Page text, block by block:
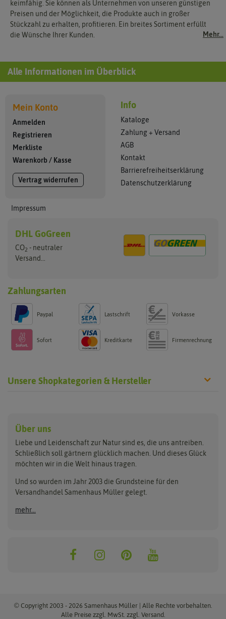
Mehr...
keimfähig. Sie können als Unternehmen von unseren günstigen
Preisen und der Möglichkeit, die Produkte auch in großer
Stückzahl zu erhalten, profitieren. Ein breites Sortiment erfüllt
die Wünsche Ihrer Kunden.
Alle Informationen im Überblick
Mein Konto
Anmelden
Registrieren
Merkliste
Warenkorb / Kasse
Vertrag widerrufen
Impressum
Info
Kataloge
Zahlung + Versand
AGB
Kontakt
Barrierefreiheitserklärung
Datenschutzerklärung
DHL GoGreen
CO2 - neutraler
Versand...
Zahlungsarten
Paypal Lastschrift Vorkasse
Sofort Kreditkarte Firmenrechnung
Unsere Shopkategorien & Hersteller
Anzuchtschalen
Beleuchtung
Folien, Vliese und Netze
Gartengeräte
Nützlinge & Nisthilfen
Keimsprossen
Saatgut für Werbezwecke
Samen-Sets
Gemüsesamen
Exotische Samen
Rasensamen
Pflanzgut
Benary
Buzzy Seeds
Clever Pots
Dürr-Samen
FLORTUS
Greenline
Grüne Oase
ReNatura Vogelwelt
Über uns
Liebe und Leidenschaft zur Natur sind es, die uns antreiben.
Schließlich soll gärtnern glücklich machen. Und dieses Glück
möchten wir in die Welt hinaus tragen.
Und so wurden im Jahr 2003 die Grundsteine für den
Versandhandel Samenhaus Müller gelegt.
mehr...
© Copyright 2003 - 2026 Samenhaus Müller | Alle Rechte vorbehalten.
Alle Preise zzgl. MwSt. zzgl. Versand.